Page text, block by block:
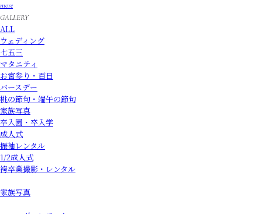
more
GALLERY
ALL
ウェディング
七五三
マタニティ
お宮参り・百日
バースデー
桃の節句・端午の節句
家族写真
卒入園・卒入学
成人式
振袖レンタル
1/2成人式
袴卒業撮影・レンタル
家族写真